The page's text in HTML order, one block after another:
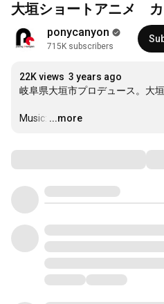
大垣ショートアニメ
ponycanyon
715K subscribers
22K views 3 years ago
岐阜県大垣市プロデュース。大
Music: …
...more